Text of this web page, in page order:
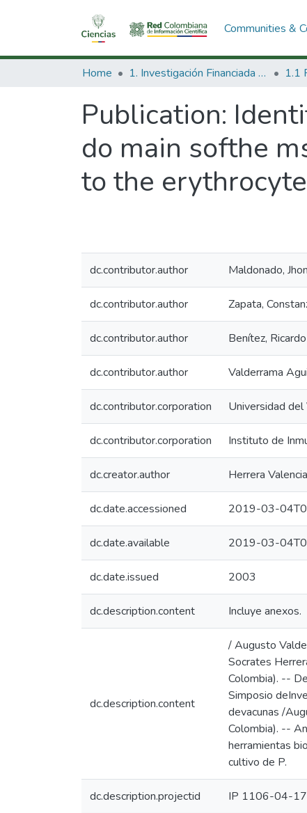
Communities &
Home 1. Investigación Financiada con Recursos Públicos
Publication:
do main softhe
to the
dc.contributor.author Maldonado, Jhon
dc.contributor.author Zapata,
dc.contributor.author Benítez, Ricardo
dc.contributor.author Valderrama
dc.contributor.corporation Universidad del
dc.contributor.corporation Instituto de
dc.creator.author Herrera
dc.date.accessioned 2019-03-
dc.date.available 2019-03-
dc.date.issued 2003
dc.description.content Incluye anexos.
dc.description.content
/ Augusto
Socrates
Colombia). --
Simposio
devacunas /
Colombia). --
herramientas
cultivo de P.
dc.description.projectid IP 1106-04-